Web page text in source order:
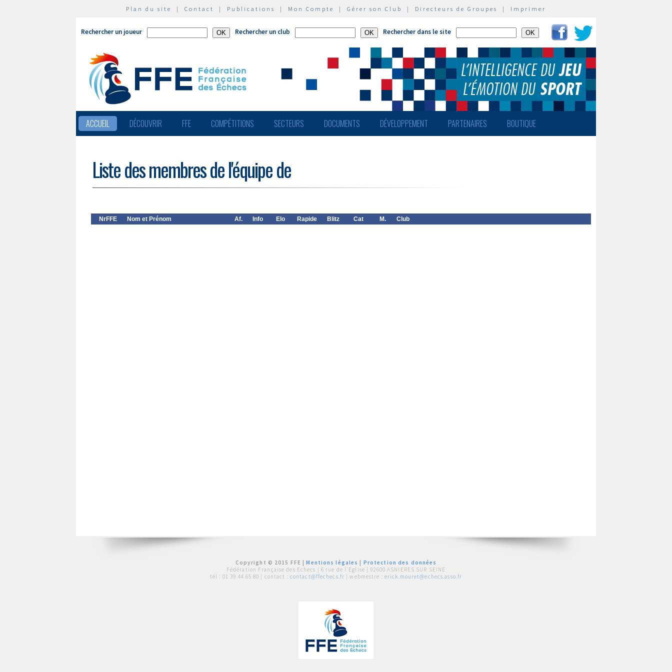
Plan du site | Contact | Publications | Mon Compte | Gérer son Club | Directeurs de Groupes | Imprimer
Rechercher un joueur Rechercher un club Rechercher dans le site
ACCUEIL DÉCOUVRIR FFE COMPÉTITIONS SECTEURS DOCUMENTS DÉVELOPPEMENT PARTENAIRES BOUTIQUE
Liste des membres de l'équipe de
NrFFE Nom et Prénom Af. Info Elo Rapide Blitz Cat M. Club
Copyright © 2015 FFE |Mentions légales
Protection des données
Fédération Française des Echecs | 6 rue de l'Eglise | 92600 ASNIERES SUR SEINE
tél : 01 39 44 65 80 | contact : contact@ffechecs.fr | webmestre : erick.mouret@echecs.asso.fr